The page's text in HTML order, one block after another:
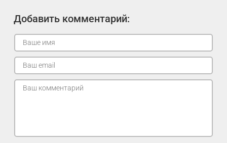
Добавить комментарий: